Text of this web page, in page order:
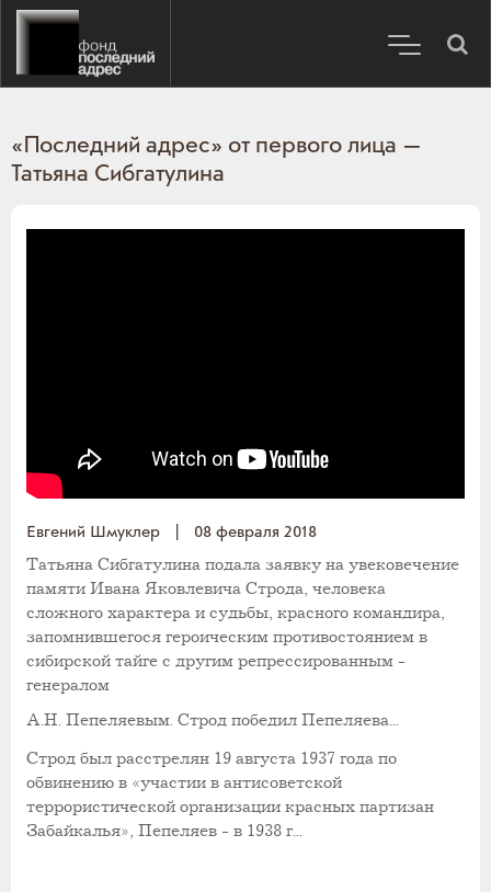
«Последний адрес» от первого лица —
Татьяна Сибгатулина
Евгений Шмуклер
08 февраля 2018
Татьяна Сибгатулина подала заявку на увековечение
памяти Ивана Яковлевича Строда, человека
сложного характера и судьбы, красного командира,
запомнившегося героическим противостоянием в
сибирской тайге с другим репрессированным -
генералом
А.Н. Пепеляевым. Строд победил Пепеляева...
Строд был расстрелян 19 августа 1937 года по
обвинению в «участии в антисоветской
террористической организации красных партизан
Забайкалья», Пепеляев - в 1938 г...